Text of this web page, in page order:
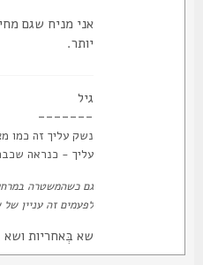
אני מניח שגם מחיר
-------
נשק עליך זה כמו מצנח
עליך - כנראה שכבר לא
גם כשהמשטרה במרחק
לפעמים זה עניין של
שא בְּאחריות ושא ברכה